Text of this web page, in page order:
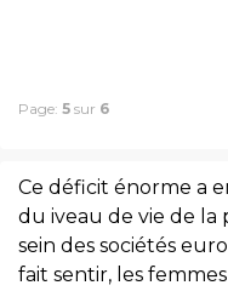
Page: 5 sur 6
Ce déficit énorme a
du iveau de vie de la
sein des sociétés
fait sentir, les